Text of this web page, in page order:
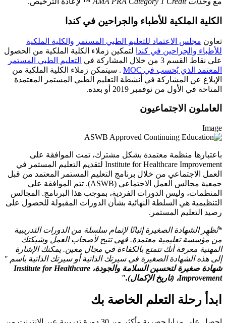
الكلية الملكية للأطباء والجراحين في كندا
تعاون مجلس الاعتماد للتعليم الطبي المستمر والكلية الملكية
للأطباء والجراحين في كندا لتمكين زملاء الكلية الملكية من الحصول
على نقاط القسم 3 من خلال المشاركة في
التعليم الطبي المستمر
المعتمد الذي يُحسب في MOC
. سيتمكن زملاء الكلية الملكية من
الإبلاغ عن المشاركة في أنشطة التعليم الطبي المستمر المعتمدة
المتاحة في الأول من نوفمبر 2019 أو بعده.
العاملون الاجتماعيون
Image
باعتبارها منظمة معتمدة بشكل مشترك، تمت الموافقة على
Institute for Healthcare Improvement لتقديم التعليم المستمر في
العمل الاجتماعي من خلال برنامج التعليم المستمر المعتمد من قبل
جمعية مجالس العمل الاجتماعي (ASWB). تتم الموافقة على
المنظمات، وليس الدورات الفردية، بموجب هذا البرنامج. المجالس
التنظيمية هي السلطة النهائية بشأن الدورات المقبولة للحصول على
رصيد التعليم المستمر.
*تُظهِر الشهادة الصغيرة إثباتًا لإتمام سلسلة من الدورات التدريبية
من مؤسسة تعليمية معتمدة. فهي تتيح لأصحاب العمل وشبكتك
المهنية معرفة أنك تتمتع بالكفاءة في مجال معين. يمكنك الإشارة
إلى هذه الشهادة الصغيرة في سيرتك الذاتية أو سيرتك الذاتية باسم "
شهادة صغيرة لتحسين السلامة والجودة، Institute for Healthcare
Improvement، (تاريخ الإكمال)."
ابدأ رحلة التعلم الخاصة بك